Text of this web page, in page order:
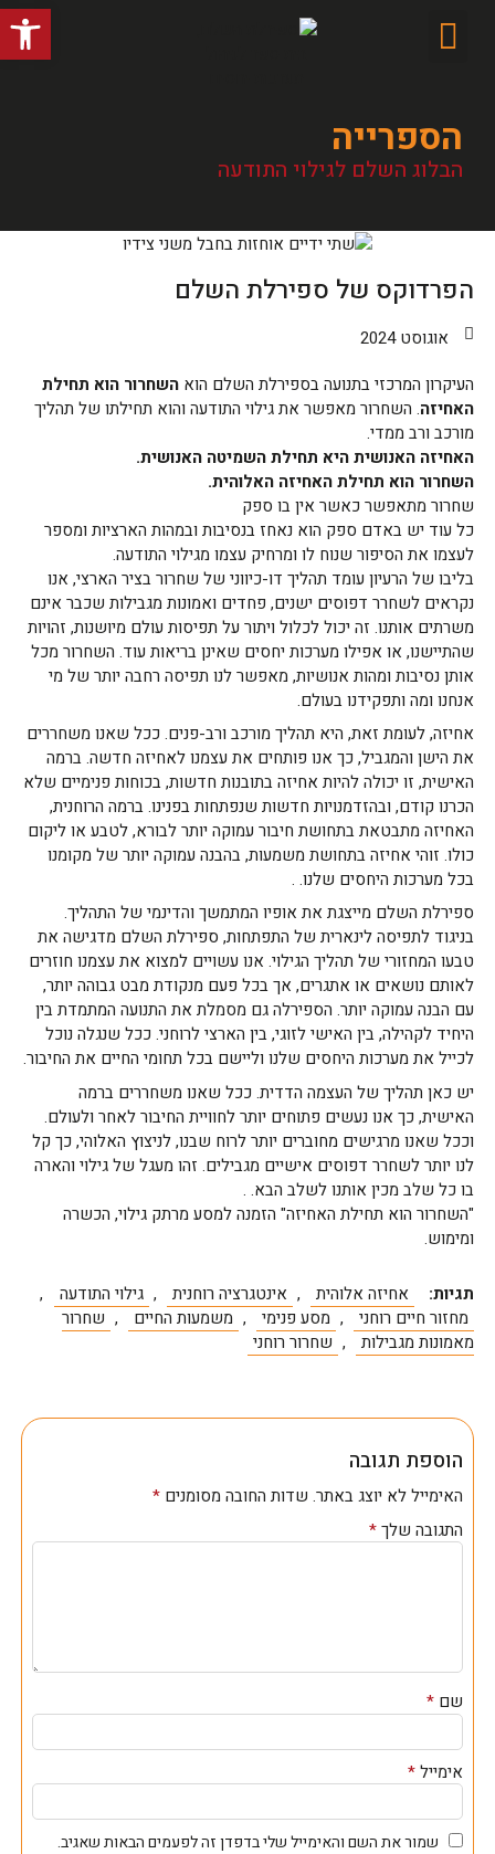
הספרייה
הבלוג השלם לגילוי התודעה
הפרדוקס של ספירלת השלם
אוגוסט 2024
העיקרון המרכזי בתנועה בספירלת השלם הוא השחרור הוא תחילת
האחיזה. השחרור מאפשר את גילוי התודעה והוא תחילתו של תהליך
מורכב ורב ממדי.
האחיזה האנושית היא תחילת השמיטה האנושית.
השחרור הוא תחילת האחיזה האלוהית.
שחרור מתאפשר כאשר אין בו ספק
כל עוד יש באדם ספק הוא נאחז בנסיבות ובמהות הארציות ומספר
לעצמו את הסיפור שנוח לו ומרחיק עצמו מגילוי התודעה.
בליבו של הרעיון עומד תהליך דו-כיווני של שחרור בציר הארצי, אנו
נקראים לשחרר דפוסים ישנים, פחדים ואמונות מגבילות שכבר אינם
משרתים אותנו. זה יכול לכלול ויתור על תפיסות עולם מיושנות, זהויות
שהתיישנו, או אפילו מערכות יחסים שאינן בריאות עוד. השחרור מכל
אותן נסיבות ומהות אנושיות, מאפשר לנו תפיסה רחבה יותר של מי
אנחנו ומה ותפקידנו בעולם.
אחיזה, לעומת זאת, היא תהליך מורכב ורב-פנים. ככל שאנו משחררים
את הישן והמגביל, כך אנו פותחים את עצמנו לאחיזה חדשה. ברמה
האישית, זו יכולה להיות אחיזה בתובנות חדשות, בכוחות פנימיים שלא
הכרנו קודם, ובהזדמנויות חדשות שנפתחות בפנינו. ברמה הרוחנית,
האחיזה מתבטאת בתחושת חיבור עמוקה יותר לבורא, לטבע או ליקום
כולו. זוהי אחיזה בתחושת משמעות, בהבנה עמוקה יותר של מקומנו
בכל מערכות היחסים שלנו. .
ספירלת השלם מייצגת את אופיו המתמשך והדינמי של התהליך.
בניגוד לתפיסה לינארית של התפתחות, ספירלת השלם מדגישה את
טבעו המחזורי של תהליך הגילוי. אנו עשויים למצוא את עצמנו חוזרים
לאותם נושאים או אתגרים, אך בכל פעם מנקודת מבט גבוהה יותר,
עם הבנה עמוקה יותר. הספירלה גם מסמלת את התנועה המתמדת בין
היחיד לקהילה, בין האישי לזוגי, בין הארצי לרוחני. ככל שנגלה נוכל
לכייל את מערכות היחסים שלנו וליישם בכל תחומי החיים את החיבור.
יש כאן תהליך של העצמה הדדית. ככל שאנו משחררים ברמה
האישית, כך אנו נעשים פתוחים יותר לחוויית החיבור לאחר ולעולם.
וככל שאנו מרגישים מחוברים יותר לרוח שבנו, לניצוץ האלוהי, כך קל
לנו יותר לשחרר דפוסים אישיים מגבילים. זהו מעגל של גילוי והארה
בו כל שלב מכין אותנו לשלב הבא. .
"השחרור הוא תחילת האחיזה" הזמנה למסע מרתק גילוי, הכשרה
ומימוש.
תגיות: אחיזה אלוהית , אינטגרציה רוחנית , גילוי התודעה
,
מחזור חיים רוחני
, מסע פנימי , משמעות החיים , שחרור
מאמונות מגבילות
, שחרור רוחני
הוספת תגובה
האימייל לא יוצג באתר. שדות החובה מסומנים *
התגובה שלך*
שם *
אימייל*
שמור את השם והאימייל שלי בדפדן זה לפעמים הבאות שאגיב.
פתח